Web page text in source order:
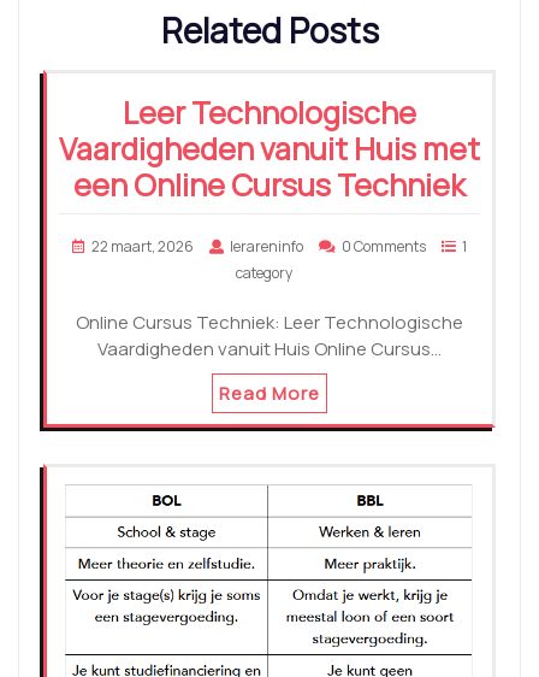
Related Posts
Leer Technologische
Vaardigheden vanuit Huis met
een Online Cursus Techniek
22 maart, 2026 lerareninfo 0 Comments
1
category
Online Cursus Techniek: Leer Technologische
Vaardigheden vanuit Huis Online Cursus…
Read More